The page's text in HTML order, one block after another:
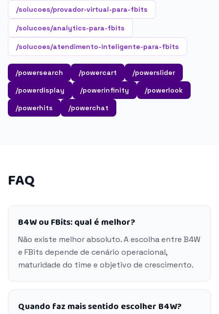
/solucoes/provador-virtual-para-fbits
/solucoes/analytics-para-fbits
/solucoes/atendimento-inteligente-para-fbits
/powersearch /powercart
/powerslider
/powerdisplay
/powerinfinity
/powerlook
/powerhits
/powerchat
FAQ
B4W ou FBits: qual é melhor?
Não existe melhor absoluto. A escolha entre B4W
e FBits depende de cenário operacional,
maturidade do time e objetivo de crescimento.
Quando faz mais sentido escolher B4W?